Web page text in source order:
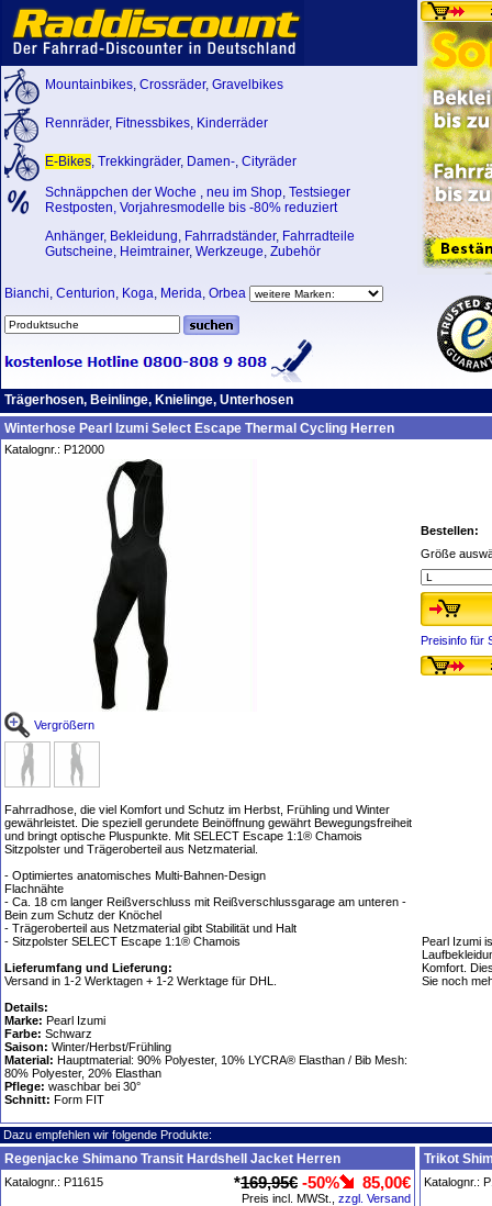
Mountainbikes, Crossräder, Gravelbikes
Rennräder, Fitnessbikes, Kinderräder
E-Bikes, Trekkingräder, Damen-, Cityräder
Schnäppchen der Woche , neu im Shop, Testsieger
Restposten, Vorjahresmodelle bis -80% reduziert
Anhänger, Bekleidung, Fahrradständer, Fahrradteile
Gutscheine, Heimtrainer, Werkzeuge, Zubehör
Bianchi, Centurion, Koga, Merida, Orbea
Trägerhosen, Beinlinge, Knielinge, Unterhosen
Winterhose Pearl Izumi Select Escape Thermal Cycling Herren
Katalognr.: P12000
Vergrößern
Fahrradhose, die viel Komfort und Schutz im Herbst, Frühling und Winter
gewährleistet. Die speziell gerundete Beinöffnung gewährt Bewegungsfreiheit
und bringt optische Pluspunkte. Mit SELECT Escape 1:1® Chamois
Sitzpolster und Trägeroberteil aus Netzmaterial.
- Optimiertes anatomisches Multi-Bahnen-Design
Flachnähte
- Ca. 18 cm langer Reißverschluss mit Reißverschlussgarage am unteren -
Bein zum Schutz der Knöchel
- Trägeroberteil aus Netzmaterial gibt Stabilität und Halt
- Sitzpolster SELECT Escape 1:1® Chamois
Lieferumfang und Lieferung:
Versand in 1-2 Werktagen + 1-2 Werktage für DHL.
Details:
Marke: Pearl Izumi
Farbe: Schwarz
Saison: Winter/Herbst/Frühling
Material: Hauptmaterial: 90% Polyester, 10% LYCRA® Elasthan / Bib Mesh:
80% Polyester, 20% Elasthan
Pflege: waschbar bei 30°
Schnitt: Form FIT
Bestellen:
Größe
Preisinfo für
Pearl Izumi
Komfort.
Sie noch
Dazu empfehlen wir folgende Produkte:
Regenjacke Shimano Transit Hardshell Jacket Herren
Katalognr.: P11615 *169,95€ -50% 85,00€
Preis incl. MWSt., zzgl. Versand
Trikot
Katalognr.: